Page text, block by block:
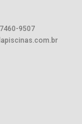
9507